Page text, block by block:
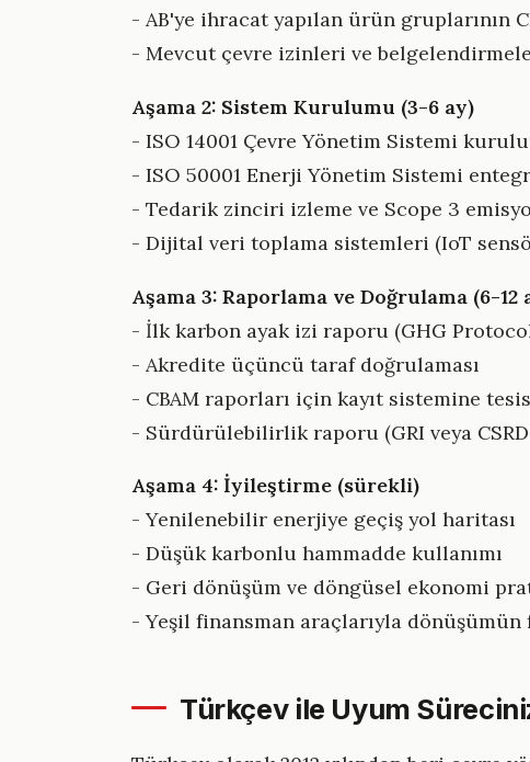
- AB'ye ihracat yapılan ürün gruplarının
- Mevcut çevre izinleri ve
Aşama 2: Sistem Kurulumu (3-6 ay)
- ISO 14001 Çevre Yönetim Sistemi
- ISO 50001 Enerji Yönetim Sistemi
- Tedarik zinciri izleme ve Scope 3
- Dijital veri toplama sistemleri (IoT
Aşama 3: Raporlama ve Doğrulama (6-12
- İlk karbon ayak izi raporu (GHG
- Akredite üçüncü taraf doğrulaması
- CBAM raporları için kayıt sistemine tesis
- Sürdürülebilirlik raporu (GRI veya
Aşama 4: İyileştirme (sürekli)
- Yenilenebilir enerjiye geçiş yol haritası
- Düşük karbonlu hammadde kullanımı
- Geri dönüşüm ve döngüsel ekonomi
- Yeşil finansman araçlarıyla
Türkçev ile Uyum